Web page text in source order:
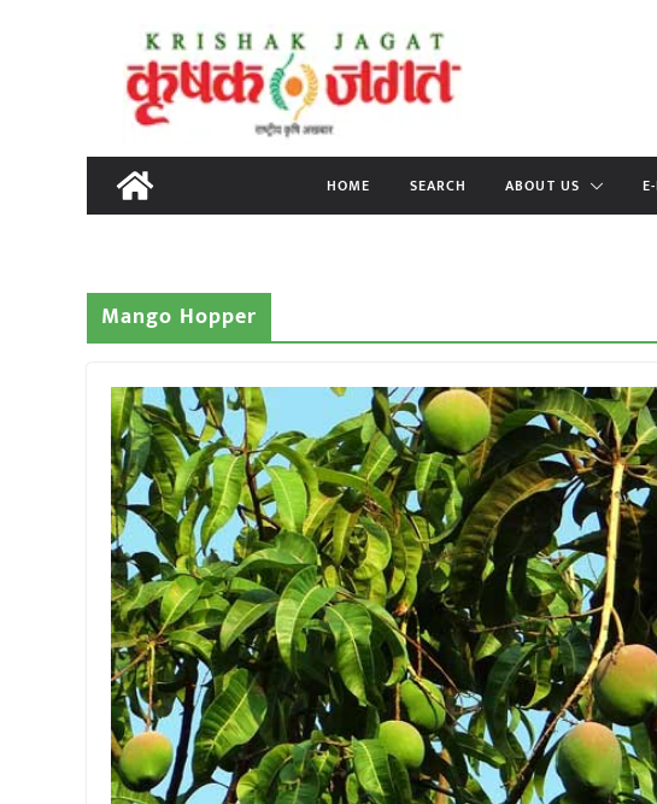
content
HOME SEARCH ABOUT US
Mango Hopper